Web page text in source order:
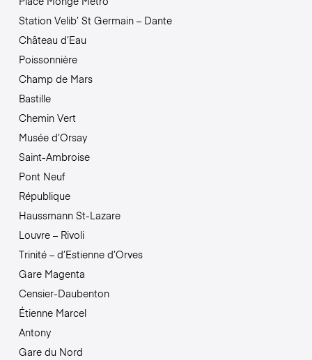
Station Velib’ St Germain – Dante
Château d’Eau
Poissonnière
Champ de Mars
Bastille
Chemin Vert
Musée d’Orsay
Saint-Ambroise
Pont Neuf
République
Haussmann St-Lazare
Louvre – Rivoli
Trinité – d’Estienne d’Orves
Gare Magenta
Censier-Daubenton
Étienne Marcel
Antony
Gare du Nord